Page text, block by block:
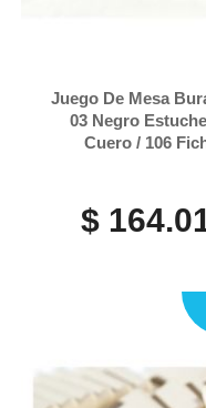
Juego De Mesa
03 Negro
Cuero / 106
$